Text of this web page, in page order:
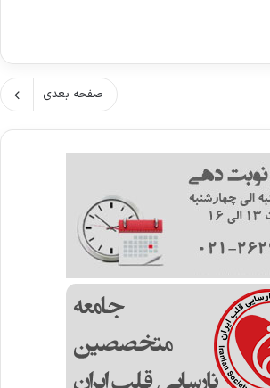
صفحه بعدی